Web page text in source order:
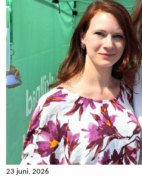
23 juni, 2026